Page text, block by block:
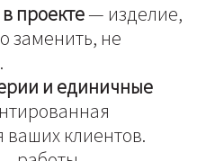
проекте— изделие,
заменить, не
и единичные
ваших клиентов.